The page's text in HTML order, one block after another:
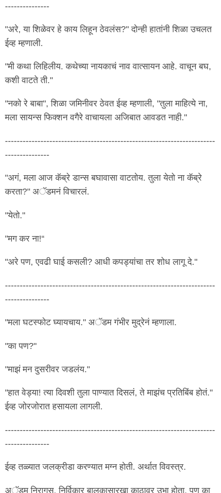
---------------
"अरे, या शिळेवर हे काय लिहून ठेवलंस?" दोन्ही हातांनी शिळा उचलत
ईव्ह म्हणाली.
"मी कथा लिहिलीय. कथेच्या नायकाचं नाव वात्सायन आहे. वाचून बघ,
कशी वाटते ती."
"नको रे बाबा", शिळा जमिनीवर ठेवत ईव्ह म्हणाली, "तुला माहित्ये ना,
मला सायन्स फिक्शन वगैरे वाचायला अजिबात आवडत नाही."
-----------------------------------------------------------------------
---------------
"अगं, मला आज कॅब्रे डान्स बघावासा वाटतोय. तुला येतो ना कॅब्रे
करता?" अॅडमनं विचारलं.
"येतो."
"मग कर ना!“
"अरे पण, एवढी घाई कसली? आधी कपड्यांचा तर शोध लागू दे."
-----------------------------------------------------------------------
---------------
"मला घटस्फोट घ्यायचाय." अॅडम गंभीर मुद्रेनं म्हणाला.
"का पण?"
"माझं मन दुसरीवर जडलंय."
"हात वेड्या! त्या दिवशी तुला पाण्यात दिसलं, ते माझंच प्रतिबिंब होतं."
ईव्ह जोरजोरात हसायला लागली.
-----------------------------------------------------------------------
---------------
ईव्ह तळ्यात जलक्रीडा करण्यात मग्न होती. अर्थात विवस्त्र.
अॅडम निरागस, निर्विकार बालकासारखा काठावर उभा होता. पण का